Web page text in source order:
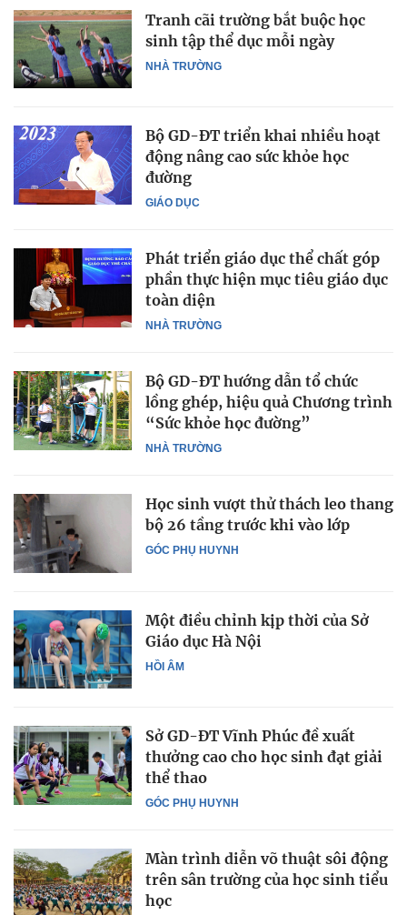
NHÀ TRƯỜNG
Tranh cãi trường bắt buộc học
sinh tập thể dục mỗi ngày
GIÁO DỤC
Bộ GD-ĐT triển khai nhiều hoạt
động nâng cao sức khỏe học
đường
NHÀ TRƯỜNG
Phát triển giáo dục thể chất góp
phần thực hiện mục tiêu giáo dục
toàn diện
NHÀ TRƯỜNG
Bộ GD-ĐT hướng dẫn tổ chức
lồng ghép, hiệu quả Chương trình
“Sức khỏe học đường”
GÓC PHỤ HUYNH
Học sinh vượt thử thách leo thang
bộ 26 tầng trước khi vào lớp
HỒI ÂM
Một điều chỉnh kịp thời của Sở
Giáo dục Hà Nội
GÓC PHỤ HUYNH
Sở GD-ĐT Vĩnh Phúc đề xuất
thưởng cao cho học sinh đạt giải
thể thao
Màn trình diễn võ thuật sôi động
trên sân trường của học sinh tiểu
học